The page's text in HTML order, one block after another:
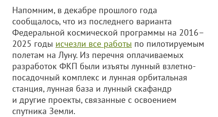
Напомним, в декабре прошлого года
сообщалось, что из последнего варианта
Федеральной космической программы на 2016–
2025 годы исчезли все работы по пилотируемым
полетам на Луну. Из перечня оплачиваемых
разработок ФКП были изъяты лунный взлетно-
посадочный комплекс и лунная орбитальная
станция, лунная база и лунный скафандр
и другие проекты, связанные с освоением
спутника Земли.